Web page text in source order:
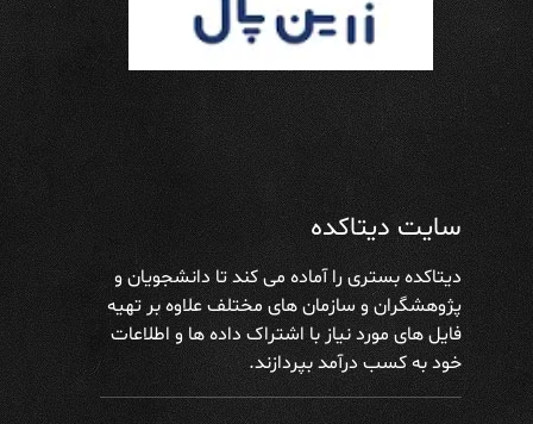
سایت دیتاکده
دیتاکده بستری را آماده می کند تا دانشجویان و
پژوهشگران و سازمان های مختلف علاوه بر تهیه
فایل های مورد نیاز با اشتراک داده ها و اطلاعات
خود به کسب درآمد بپردازند.